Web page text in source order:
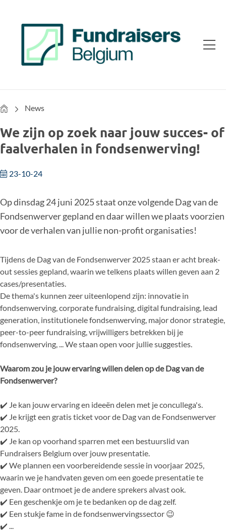
HomeNews
We zijn op zoek naar jouw succes- of
faalverhalen in fondsenwerving!
23-10-24
Op dinsdag 24 juni 2025 staat onze volgende Dag van de
Fondsenwerver gepland en daar willen we plaats voorzien
voor de verhalen van jullie non-profit organisaties!
Tijdens de Dag van de Fondsenwerver 2025 staan er acht break-
out sessies gepland, waarin we telkens plaats willen geven aan 2
cases/presentaties.
De thema's kunnen zeer uiteenlopend zijn: innovatie in
fondsenwerving, corporate fundraising, digital fundraising, lead
generation, institutionele fondsenwerving, major donor strategie,
peer-to-peer fundraising, vrijwilligers betrekken bij je
fondsenwerving, ... We staan open voor jullie suggesties.
Waarom zou je jouw ervaring willen delen op de Dag van de
Fondsenwerver?
✔️ Je kan jouw ervaring en ideeën delen met je concullega's.
✔️ Je krijgt een gratis ticket voor de Dag van de Fondsenwerver
2025.
✔️ Je kan op voorhand sparren met een bestuurslid van
Fundraisers Belgium over jouw presentatie.
✔️ We plannen een voorbereidende sessie in voorjaar 2025,
waarin we je handvaten geven om een goede presentatie te
geven. Daar ontmoet je de andere sprekers alvast ook.
✔️ Een geschenkje om je te bedanken op de dag zelf.
✔️ Een stukje fame in de fondsenwervingssector 😉
✔️ ...